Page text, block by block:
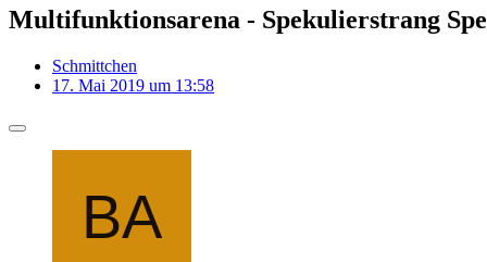
Multifunktionsarena - Spekulierstrang
Schmittchen
17. Mai 2019 um 13:58